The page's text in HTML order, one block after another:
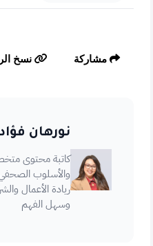
مشاركة نسخ
نورهان
كاتبة محتوى
والأسلوب
ريادة الأعمال
وسهل الفهم